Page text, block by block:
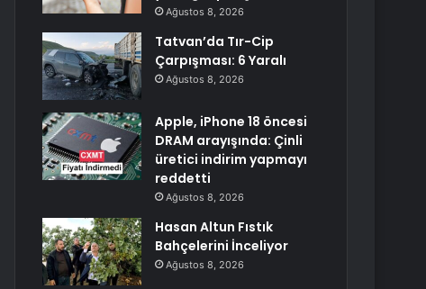
Ağustos 8, 2026
Tatvan’da Tır-Cip
Çarpışması: 6 Yaralı
Ağustos 8, 2026
Apple, iPhone 18 öncesi
DRAM arayışında: Çinli
üretici indirim yapmayı
reddetti
Ağustos 8, 2026
Hasan Altun Fıstık
Bahçelerini İnceliyor
Ağustos 8, 2026